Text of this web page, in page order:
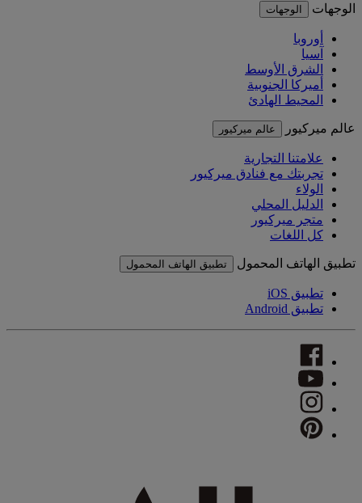
الوجهات الوجهات
أوروبا
آسيا
الشرق الأوسط
أميركا الجنوبية
المحيط الهادئ
عالم ميركيور عالم ميركيور
علامتنا التجارية
تجربتك مع فنادق ميركيور
الولاء
الدليل المحلي
متجر ميركيور
كل اللغات
تطبيق الهاتف المحمول تطبيق الهاتف المحمول
تطبيق iOS
تطبيق Android